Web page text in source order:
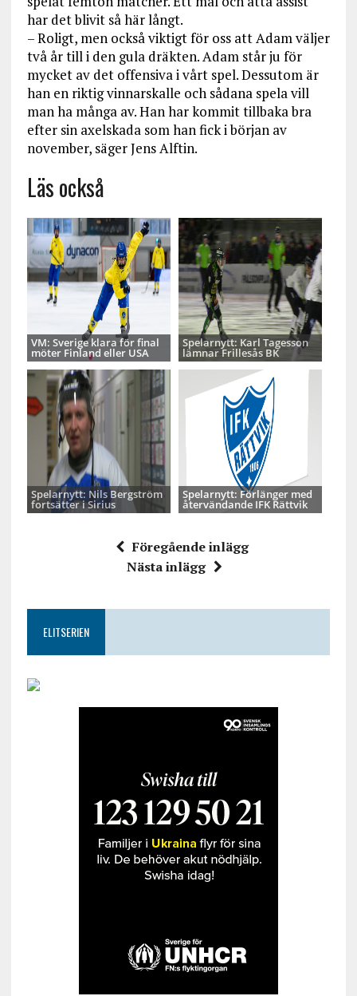
har det blivit så här långt.
– Roligt, men också viktigt för oss att Adam väljer
två år till i den gula dräkten. Adam står ju för
mycket av det offensiva i vårt spel. Dessutom är
han en riktig vinnarskalle och sådana spela vill
man ha många av. Han har kommit tillbaka bra
efter sin axelskada som han fick i början av
november, säger Jens Alftin.
Läs också
VM: Sverige klara för final
möter Finland eller USA
Spelarnytt: Karl Tagesson
lämnar Frillesås BK
Spelarnytt: Nils Bergström
fortsätter i Sirius
Spelarnytt: Förlänger med
återvändande IFK Rättvik
Föregående inlägg
Nästa inlägg
ELITSERIEN